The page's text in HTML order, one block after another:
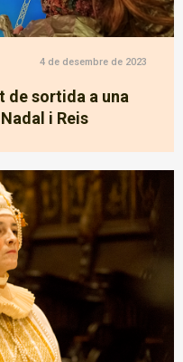
4 de desembre de 2023
de sortida a una
i Reis